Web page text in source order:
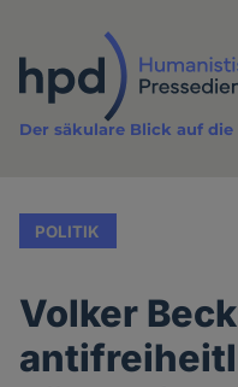
Inhalt
Der säkulare Blick auf die
POLITIK
Volker